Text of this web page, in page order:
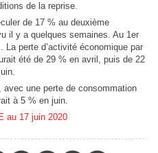
de la reprise.
de 17 % au deuxième
il y a quelques semaines. Au 1er
perte d’activité économique par
été de 29 % en avril, puis de 22
avec une perte de consommation
à 5 % en juin.
au 17 juin 2020